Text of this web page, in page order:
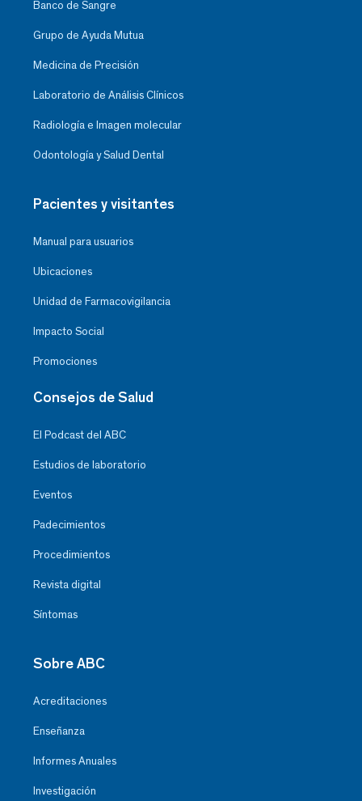
Banco de Sangre
Grupo de Ayuda Mutua
Medicina de Precisión
Laboratorio de Análisis Clínicos
Radiología e Imagen molecular
Odontología y Salud Dental
Pacientes y visitantes
Manual para usuarios
Ubicaciones
Unidad de Farmacovigilancia
Impacto Social
Promociones
Consejos de Salud
El Podcast del ABC
Estudios de laboratorio
Eventos
Padecimientos
Procedimientos
Revista digital
Síntomas
Sobre ABC
Acreditaciones
Enseñanza
Informes Anuales
Investigación